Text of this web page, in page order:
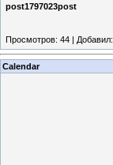
post1797023post
Просмотров: 44 | Добавил:
Calendar